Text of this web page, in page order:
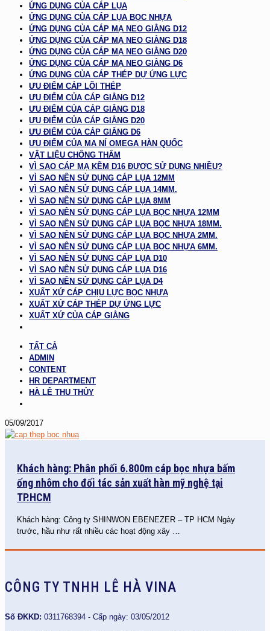
ỨNG DỤNG CỦA CÁP LỤA
ỨNG DỤNG CỦA CÁP LỤA BỌC NHỰA
ỨNG DỤNG CỦA CÁP MẠ NEO GIẰNG D12
ỨNG DỤNG CỦA CÁP MẠ NEO GIẰNG D18
ỨNG DỤNG CỦA CÁP MẠ NEO GIẰNG D20
ỨNG DỤNG CỦA CÁP MẠ NEO GIẰNG D6
ỨNG DỤNG CỦA CÁP THÉP DỰ ỨNG LỰC
ƯU ĐIỂM CÁP LÕI THÉP
ƯU ĐIỂM CỦA CÁP GIẰNG D12
ƯU ĐIỂM CỦA CÁP GIẰNG D18
ƯU ĐIỂM CỦA CÁP GIẰNG D20
ƯU ĐIỂM CỦA CÁP GIẰNG D6
ƯU ĐIỂM CỦA MA NÍ OMEGA HÀN QUỐC
VẬT LIỆU CHỐNG THẤM
VÌ SAO CÁP MẠ KẼM D16 ĐƯỢC SỬ DỤNG NHIỀU?
VÌ SAO NÊN SỬ DỤNG CÁP LỤA 12MM
VÌ SAO NÊN SỬ DỤNG CÁP LỤA 14MM.
VÌ SAO NÊN SỬ DỤNG CÁP LỤA 8MM
VÌ SAO NÊN SỬ DỤNG CÁP LỤA BỌC NHỰA 12MM
VÌ SAO NÊN SỬ DỤNG CÁP LỤA BỌC NHỰA 18MM.
VÌ SAO NÊN SỬ DỤNG CÁP LỤA BỌC NHỰA 2MM.
VÌ SAO NÊN SỬ DỤNG CÁP LỤA BỌC NHỰA 6MM.
VÌ SAO NÊN SỬ DỤNG CÁP LỤA D10
VÌ SAO NÊN SỬ DỤNG CÁP LỤA D16
VÌ SAO NÊN SỬ DỤNG CÁP LỤA D4
XUẤT XỨ CÁP CHỊU LỰC BỌC NHỰA
XUẤT XỨ CÁP THÉP DỰ ỨNG LỰC
XUẤT XỨ CỦA CÁP GIẰNG
TẤT CẢ
ADMIN
CONTENT
HR DEPARTMENT
HÀ LÊ THU THỦY
05/09/2017
Khách hàng: Phân phối 6.800m cáp bọc nhựa bấm
ống nhôm cho đối tác sản xuất hàn mỹ nghệ tại
TP.HCM
Khách hàng: Công ty SHINWON EBENEZER – TP HCM Ngày
trước, hầu như rất nhiều các hoạt động xây …
CÔNG TY TNHH LÊ HÀ VINA
Số ĐKKD: 0311768394 - Cấp ngày: 03/05/2012